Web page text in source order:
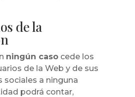
de la
ningún casocede los
de la Web y de sus
sociales a ninguna
podrá contar,